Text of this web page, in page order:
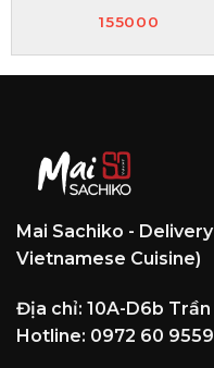
155000
Mai Sachiko -
Vietnamese Cuisine)
Địa chỉ: 10A-D6b Trần
Hotline: 0972 60